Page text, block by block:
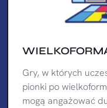
Gry, w których
pionki po
mogą angażować